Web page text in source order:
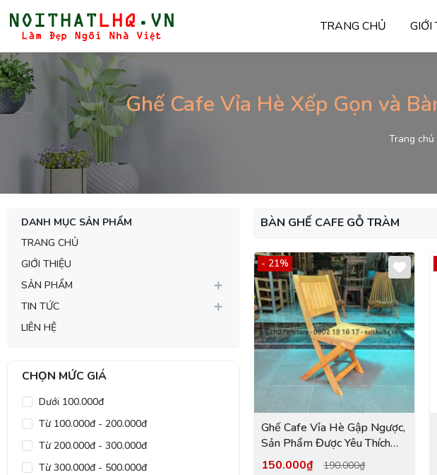
TRANG CHỦ GIỚI
Ghế Cafe Vỉa Hè Xếp Gọn và
Trang chủ
DANH MỤC SẢN PHẨM
TRANG CHỦ
GIỚI THIỆU
SẢN PHẨM
TIN TỨC
LIÊN HỆ
CHỌN MỨC GIÁ
Dưới 100.000đ
Từ 100.000đ - 200.000đ
Từ 200.000đ - 300.000đ
Từ 300.000đ - 500.000đ
BÀN GHẾ CAFE GỖ TRÀM
- 21%
Ghế Cafe Vỉa Hè Gập Ngược,
Sản Phẩm Được Yêu Thích
Nhất 2024
150.000₫ 190.000₫